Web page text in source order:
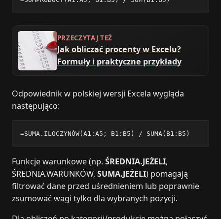
PRZECZYTAJ TEŻ
Jak obliczać procenty w Excelu?
Formuły i praktyczne przykłady
Odpowiednik w polskiej wersji Excela wygląda
następująco:
=SUMA.ILOCZYNÓW(A1:A5; B1:B5) / SUMA(B1:B5)
Funkcje warunkowe (np. ŚREDNIA.JEŻELI,
ŚREDNIA.WARUNKÓW, SUMA.JEŻELI) pomagają
filtrować dane przed uśrednieniem lub poprawnie
zsumować wagi tylko dla wybranych pozycji.